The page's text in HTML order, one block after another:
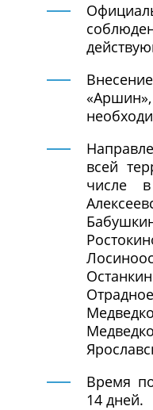
всей
числе
Время
14 дней.